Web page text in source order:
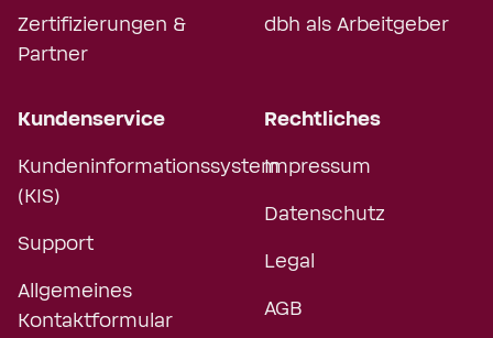
Zertifizierungen &
Partner
dbh als Arbeitgeber
Kundenservice
Kundeninformationssystem
(KIS)
Support
Allgemeines
Kontaktformular
Rechtliches
Impressum
Datenschutz
Legal
AGB